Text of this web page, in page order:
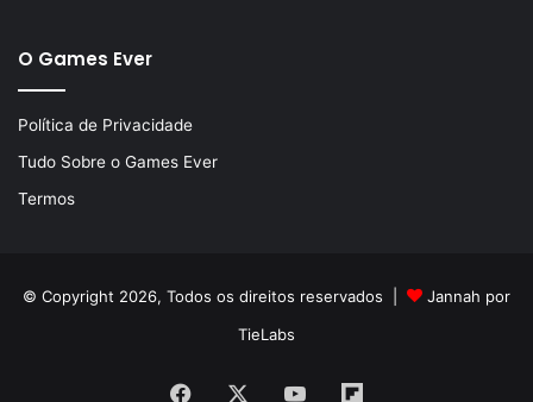
O Games Ever
Política de Privacidade
Tudo Sobre o Games Ever
Termos
© Copyright 2026, Todos os direitos reservados |
Jannah por
TieLabs
Facebook YouTube